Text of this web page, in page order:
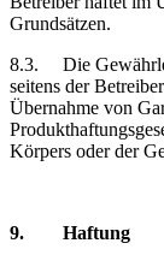
Grundsätzen.
8.3.
Die
seitens der
Übernahme von
Körpers oder der
9.
Haftung